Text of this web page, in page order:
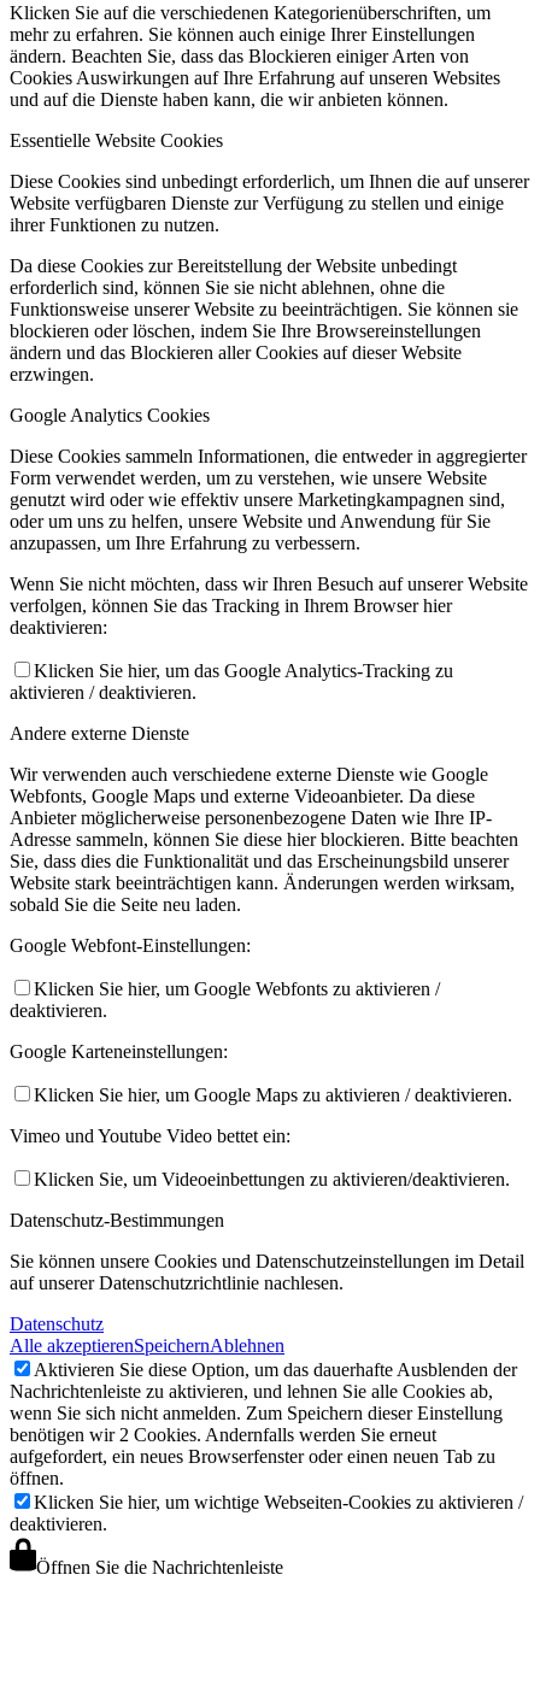
Klicken Sie auf die verschiedenen Kategorienüberschriften, um
mehr zu erfahren. Sie können auch einige Ihrer Einstellungen
ändern. Beachten Sie, dass das Blockieren einiger Arten von
Cookies Auswirkungen auf Ihre Erfahrung auf unseren Websites
und auf die Dienste haben kann, die wir anbieten können.
Essentielle Website Cookies
Diese Cookies sind unbedingt erforderlich, um Ihnen die auf unserer
Website verfügbaren Dienste zur Verfügung zu stellen und einige
ihrer Funktionen zu nutzen.
Da diese Cookies zur Bereitstellung der Website unbedingt
erforderlich sind, können Sie sie nicht ablehnen, ohne die
Funktionsweise unserer Website zu beeinträchtigen. Sie können sie
blockieren oder löschen, indem Sie Ihre Browsereinstellungen
ändern und das Blockieren aller Cookies auf dieser Website
erzwingen.
Google Analytics Cookies
Diese Cookies sammeln Informationen, die entweder in aggregierter
Form verwendet werden, um zu verstehen, wie unsere Website
genutzt wird oder wie effektiv unsere Marketingkampagnen sind,
oder um uns zu helfen, unsere Website und Anwendung für Sie
anzupassen, um Ihre Erfahrung zu verbessern.
Wenn Sie nicht möchten, dass wir Ihren Besuch auf unserer Website
verfolgen, können Sie das Tracking in Ihrem Browser hier
deaktivieren:
Klicken Sie hier, um das Google Analytics-Tracking zu
aktivieren / deaktivieren.
Andere externe Dienste
Wir verwenden auch verschiedene externe Dienste wie Google
Webfonts, Google Maps und externe Videoanbieter. Da diese
Anbieter möglicherweise personenbezogene Daten wie Ihre IP-
Adresse sammeln, können Sie diese hier blockieren. Bitte beachten
Sie, dass dies die Funktionalität und das Erscheinungsbild unserer
Website stark beeinträchtigen kann. Änderungen werden wirksam,
sobald Sie die Seite neu laden.
Google Webfont-Einstellungen:
Klicken Sie hier, um Google Webfonts zu aktivieren /
deaktivieren.
Google Karteneinstellungen:
Klicken Sie hier, um Google Maps zu aktivieren / deaktivieren.
Vimeo und Youtube Video bettet ein:
Klicken Sie, um Videoeinbettungen zu aktivieren/deaktivieren.
Datenschutz-Bestimmungen
Sie können unsere Cookies und Datenschutzeinstellungen im Detail
auf unserer Datenschutzrichtlinie nachlesen.
Datenschutz
Alle akzeptierenSpeichernAblehnen
Aktivieren Sie diese Option, um das dauerhafte Ausblenden der
Nachrichtenleiste zu aktivieren, und lehnen Sie alle Cookies ab,
wenn Sie sich nicht anmelden. Zum Speichern dieser Einstellung
benötigen wir 2 Cookies. Andernfalls werden Sie erneut
aufgefordert, ein neues Browserfenster oder einen neuen Tab zu
öffnen.
Klicken Sie hier, um wichtige Webseiten-Cookies zu aktivieren /
deaktivieren.
Öffnen Sie die Nachrichtenleiste